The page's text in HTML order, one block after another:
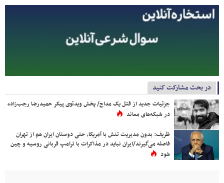
در بحث مشارکت کنید
جزئیات جدید از قتل یک مداح/ پخش ویدئوی پیکر حمیدرضا رجب‌زاده
در شبکه‌های معاند
ظریف: بدون مدیریت تنش با آمریکا، حتی دوستان ایران هم از تهران
فاصله می‌گیرند/ایران نباید در مذاکرات با ترامپ قربانی روسیه و چین
شود